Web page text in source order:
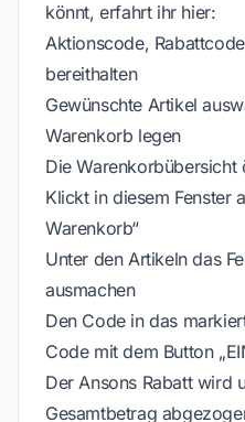
könnt, erfahrt ihr hier:
Aktionscode,
bereithalten
Gewünschte Artikel
Warenkorb legen
Die
Klickt in diesem Fenster
Warenkorb“
Unter den Artikeln das
ausmachen
Den Code in das
Code mit dem Button
Der Ansons Rabatt wird
Gesamtbetrag